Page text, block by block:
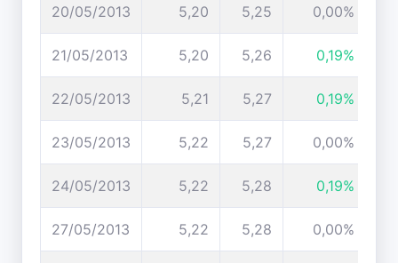
20/05/2013 5,20 5,25 0,00%
21/05/2013 5,20 5,26 0,19%
22/05/2013 5,21 5,27 0,19%
23/05/2013 5,22 5,27 0,00%
24/05/2013 5,22 5,28 0,19%
27/05/2013 5,22 5,28 0,00%